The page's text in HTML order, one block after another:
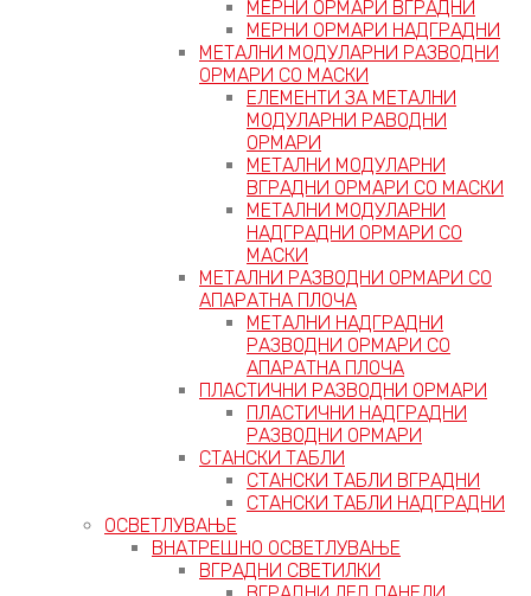
МЕРНИ ОРМАРИ ВГРАДНИ
МЕРНИ ОРМАРИ НАДГРАДНИ
МЕТАЛНИ МОДУЛАРНИ РАЗВОДНИ
ОРМАРИ СО МАСКИ
ЕЛЕМЕНТИ ЗА МЕТАЛНИ
МОДУЛАРНИ РАВОДНИ
ОРМАРИ
МЕТАЛНИ МОДУЛАРНИ
ВГРАДНИ ОРМАРИ СО МАСКИ
МЕТАЛНИ МОДУЛАРНИ
НАДГРАДНИ ОРМАРИ СО
МАСКИ
МЕТАЛНИ РАЗВОДНИ ОРМАРИ СО
АПАРАТНА ПЛОЧА
МЕТАЛНИ НАДГРАДНИ
РАЗВОДНИ ОРМАРИ СО
АПАРАТНА ПЛОЧА
ПЛАСТИЧНИ РАЗВОДНИ ОРМАРИ
ПЛАСТИЧНИ НАДГРАДНИ
РАЗВОДНИ ОРМАРИ
СТАНСКИ ТАБЛИ
СТАНСКИ ТАБЛИ ВГРАДНИ
СТАНСКИ ТАБЛИ НАДГРАДНИ
ОСВЕТЛУВАЊЕ
ВНАТРЕШНО ОСВЕТЛУВАЊЕ
ВГРАДНИ СВЕТИЛКИ